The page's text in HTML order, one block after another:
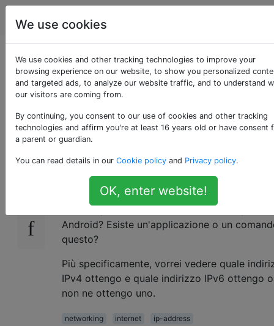
Android
Esiste un comando o
un'applicazione
simile a ipconfig?
24
Vorrei vedere i miei indirizzi di rete sul mio
telefono. Su Windows posso usare
questo e ifconfig su Linux. Ma come posso
vedere queste informazioni sul mio
Android? Esiste un'applicazione o un
questo?
Più specificamente, vorrei vedere quale
IPv4 ottengo e quale indirizzo IPv6 ottengo
non ne ottengo uno.
networking internet
ip-address
We use cookies
We use cookies and other tracking technologies to improve your
browsing experience on our website, to show you personalized
and targeted ads, to analyze our website traffic, and to understand
our visitors are coming from.
By continuing, you consent to our use of cookies and other tracking
technologies and affirm you're at least 16 years old or have consent
a parent or guardian.
You can read details in our Cookie policy and Privacy policy.
OK, enter website!